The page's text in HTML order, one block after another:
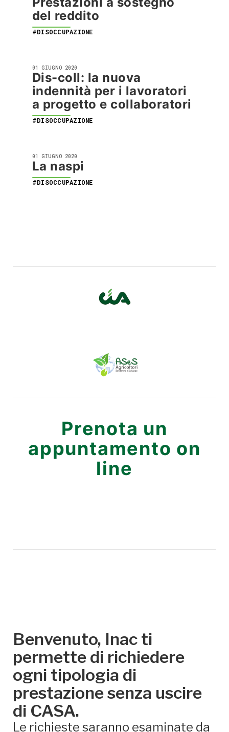
del reddito
#DISOCCUPAZIONE
01 GIUGNO 2020
Dis-coll: la nuova
indennità per i lavoratori
a progetto e collaboratori
#DISOCCUPAZIONE
01 GIUGNO 2020
La naspi
#DISOCCUPAZIONE
Prenota un
appuntamento on
line
Benvenuto, Inac ti
permette di richiedere
ogni tipologia di
prestazione senza uscire
di CASA.
Le richieste saranno esaminate da